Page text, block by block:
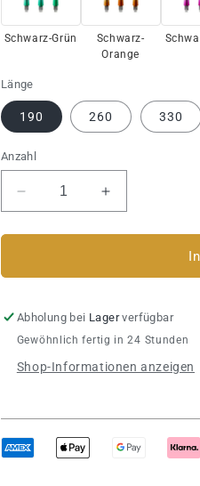
Schwarz-Grün
Schwarz-
Orange
Länge
190 260 330
Anzahl
Verringere
die
Menge
Dart
L-
Two-
Tone
Erhöhe
die
Menge
Dart
L-
Style
Two-
Tone
Abholung bei Lagerverfügbar
Gewöhnlich fertig in 24 Stunden
Shop-Informationen anzeigen